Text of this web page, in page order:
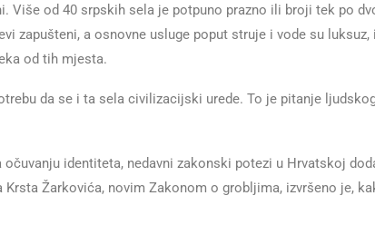
Više od 40 srpskih sela je potpuno prazno ili broji tek po
zapušteni, a osnovne usluge poput struje i vode su
od tih mjesta.
da se i ta sela civilizacijski urede. To je pitanje
očuvanju identiteta, nedavni zakonski potezi u Hrvatskoj
Žarkovića, novim Zakonom o grobljima, izvršeno je,